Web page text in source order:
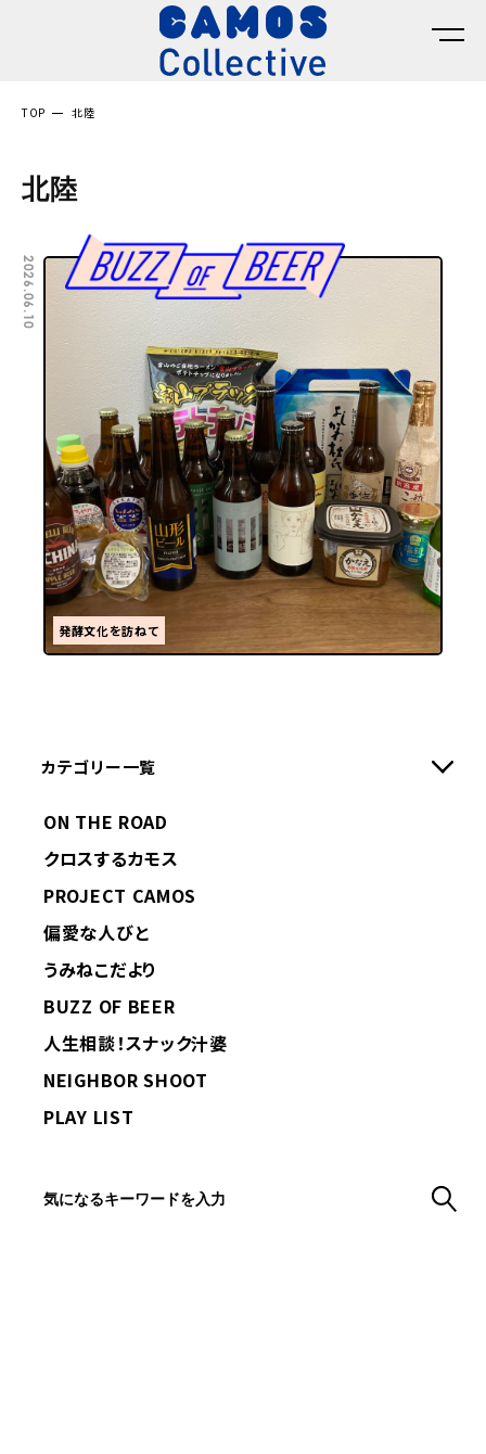
TOP 北陸
北陸
2026.06.10
発酵文化を訪ねて
カテゴリー一覧
ON THE ROAD
クロスするカモス
PROJECT CAMOS
偏愛な人びと
うみねこだより
BUZZ OF BEER
人生相談！スナック汁婆
NEIGHBOR SHOOT
PLAY LIST